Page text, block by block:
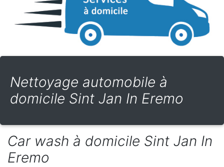
Nettoyage automobile à
domicile Sint Jan In Eremo
Car wash à domicile Sint Jan In
Eremo